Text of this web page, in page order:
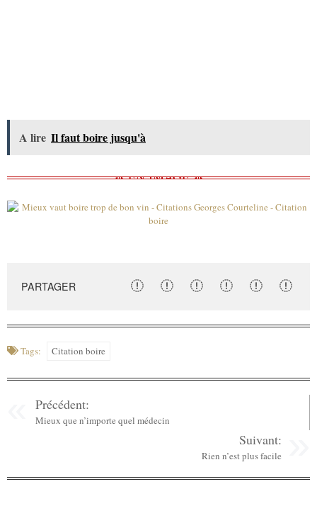
A lire Il faut boire jusqu'à
PARTAGER
Tags: Citation boire
Précédent:
Mieux que n’importe quel médecin
Suivant:
Rien n’est plus facile